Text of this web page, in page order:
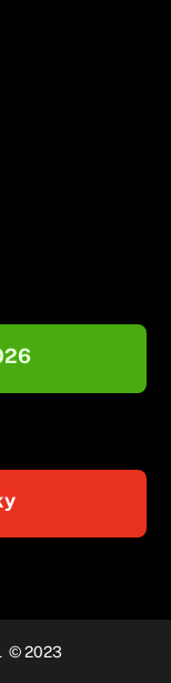
© 2023